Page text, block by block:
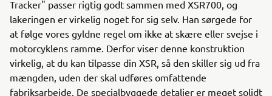
Tracker" passer rigtig godt sammen med XSR700, og
lakeringen er virkelig noget for sig selv. Han sørgede for
at følge vores gyldne regel om ikke at skære eller svejse i
motorcyklens ramme. Derfor viser denne konstruktion
virkelig, at du kan tilpasse din XSR, så den skiller sig ud fra
mængden, uden der skal udføres omfattende
fabriksarbejde. De specialbyggede detaljer er meget solidt